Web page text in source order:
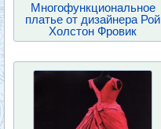
Многофункциональное
платье от дизайнера Рой
Холстон Фровик